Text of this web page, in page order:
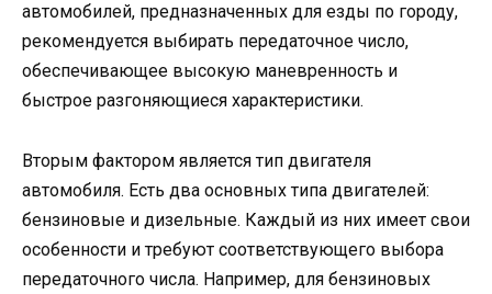
автомобилей, предназначенных для езды по городу,
рекомендуется выбирать передаточное число,
обеспечивающее высокую маневренность и
быстрое разгоняющиеся характеристики.
Вторым фактором является тип двигателя
автомобиля. Есть два основных типа двигателей:
бензиновые и дизельные. Каждый из них имеет свои
особенности и требуют соответствующего выбора
передаточного числа. Например, для бензиновых